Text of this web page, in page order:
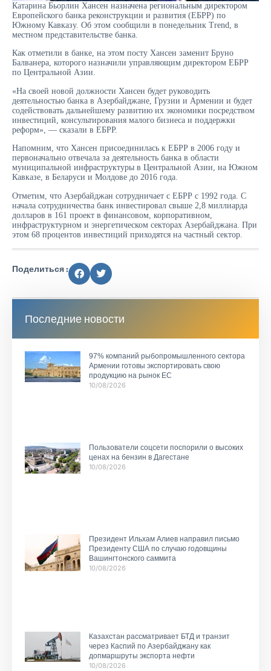
Катарина Бьорлин Хансен назначена региональным директором
Европейского банка реконструкции и развития (ЕБРР) по
Южному Кавказу. Об этом сообщили в понедельник Trend, в
местном представительстве банка.
Как отметили в банке, на этом посту Хансен заменит Бруно
Балванера, которого назначили управляющим директором ЕБРР
по Центральной Азии.
«На своей новой должности Хансен будет руководить
деятельностью банка в Азербайджане, Грузии и Армении и будет
содействовать дальнейшему развитию их экономики посредством
инвестиций, консультирования малого бизнеса и поддержки
реформ», — сказали в ЕБРР.
Напомним, что Хансен присоединилась к ЕБРР в 2006 году и
первоначально отвечала за деятельность банка в области
муниципальной инфраструктуры в Центральной Азии, на Южном
Кавказе, в Беларуси и Молдове до 2016 года.
Отметим, что Азербайджан сотрудничает с ЕБРР с 1992 года. С
начала сотрудничества банк инвестировал свыше 2,8 миллиарда
долларов в 161 проект в финансовом, корпоративном,
инфраструктурном и энергетическом секторах Азербайджана. При
этом 68 процентов инвестиций приходятся на частный сектор.
Поделиться :
Последние новости
97% компаний рыбопромышленного сектора
Армении готовы экспортировать свою
продукцию на рынок ЕС
10/08/2026
Пользователи соцсети поспорили о высоких
ценах на бензин в Дагестане
10/08/2026
Президент Ильхам Алиев направил письмо
Президенту США по случаю годовщины
Вашингтонского саммита
10/08/2026
Казахстан рассматривает БТД и транзит
через Каспий по Азербайджану как
допмаршруты экспорта нефти
10/08/2026